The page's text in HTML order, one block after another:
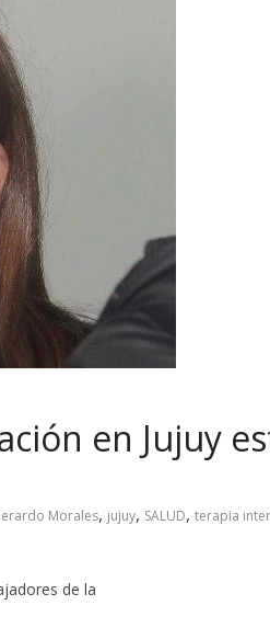
en Jujuy
Morales, jujuy, SALUD, terapia
de la